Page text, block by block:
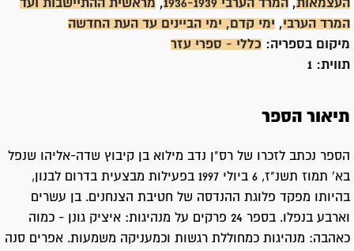
העצמאות, המרד הערבי 1936-1939 , מראשית ההתיישבות ועד
המרד הערבי, ימי קדם, ימי הביינים עד העת החדשה
מיקום בספריה: כללי - ספרי עזר
תווית: 1
תיאור הספר
הספר נכתב לזכרו של רס"ן נדב מילוא בן קיבוץ שדה-אליהו שנפל
בא' תמוז תשנ"ז, 6 ביולי 1997 בפעילות מבצעית בדרום לבנון,
בהיותו מפקד פלוגת ההנדסה של חטיבת הצנחנים. בן עשרים
וארבע בנפלו. בספר 24 פרקים על מנהיגות: איציק גונן - כמוה
כאהבה: מנהיגות כמחוללת רגשות וכמעניקה משמעות. אפרים סנה